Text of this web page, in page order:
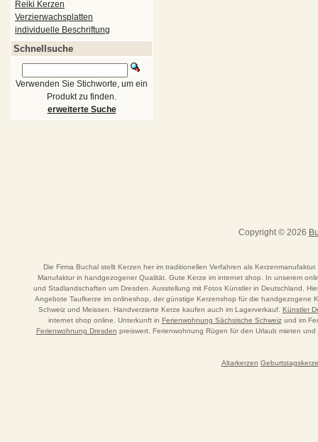
Reiki Kerzen
Verzierwachsplatten
individuelle Beschriftung
Schnellsuche
Verwenden Sie Stichworte, um ein
Produkt zu finden.
erweiterte Suche
Copyright © 2026
Die Firma Buchal stellt Kerzen her im traditionellen Verfahren als
Manufaktur in handgezogener Qualität. Gute Kerze im internet shop. In unserem
und Stadlandschaften um Dresden. Ausstellung mit Fotos Künstler in Deutschland.
Angebote Taufkerze im onlineshop, der günstige Kerzenshop für die handgezogene
Schweiz und Meissen. Handverzierte Kerze kaufen auch im Lagerverkauf. Künstler
internet shop online. Unterkunft in Ferienwohnung Sächsische Schweizund im
Ferienwohnung Dresden preiswert. Ferienwohnung Rügen für den Urlaub mieten und
Altarkerzen